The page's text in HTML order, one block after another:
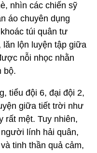
nhìn các chiến sỹ
áo chuyên dụng
túi quân tư
lộn luyện tập giữa
nỗi nhọc nhằn
bộ.
tiểu đội 6, đại đội 2,
giữa tiết trời như
rất mệt. Tuy nhiên,
lính hải quân,
tinh thần quả cảm,